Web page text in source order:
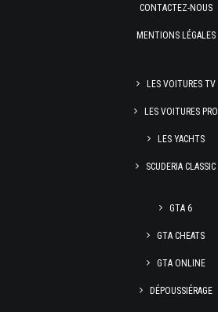
CONTACTEZ-NOUS
MENTIONS LÉGALES
LES VOITURES TV
LES VOITURES PRO
LES YACHTS
SCUDERIA CLASSIC
GTA 6
GTA CHEATS
GTA ONLINE
DÉPOUSSIÉRAGE